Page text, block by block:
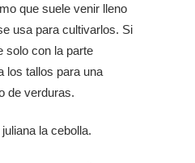
que suele venir lleno
usa para cultivarlos. Si
solo con la parte
los tallos para una
de verduras.
la cebolla.